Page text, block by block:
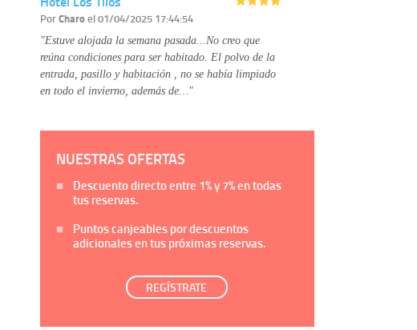
PorCharoel 01/04/2025 17:44:54
"Estuve alojada la semana pasada...No creo que
reúna condiciones para ser habitado. El polvo de la
entrada, pasillo y habitación , no se había limpiado
en todo el invierno, además de…"
NUESTRAS OFERTAS
Descuento directo entre 1%y7%en todas
tus reservas.
Puntos canjeables por descuentos
adicionales en tus próximas reservas.
REGÍSTRATE